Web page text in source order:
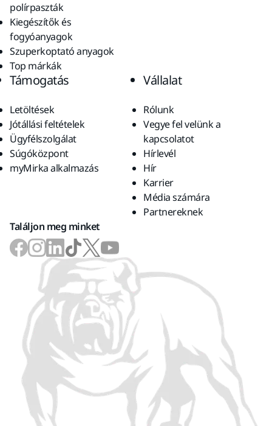
polírpaszták
Kiegészítők és
fogyóanyagok
Szuperkoptató anyagok
Top márkák
Támogatás
Letöltések
Jótállási feltételek
Ügyfélszolgálat
Súgóközpont
myMirka alkalmazás
Vállalat
Rólunk
Vegye fel velünk a
kapcsolatot
Hírlevél
Hír
Karrier
Média számára
Partnereknek
Találjon meg minket